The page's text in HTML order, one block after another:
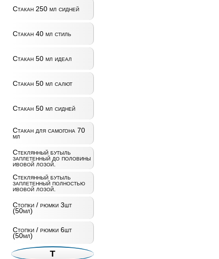
Стакан 250 мл сидней
Стакан 40 мл стиль
Стакан 50 мл идеал
Стакан 50 мл салют
Стакан 50 мл сидней
Стакан для самогона 70
мл
Стеклянный бутыль
заплетенный до половины
ивовой лозой.
Стеклянный бутыль
заплетенный полностью
ивовой лозой.
Стопки / рюмки 3шт
(50мл)
Стопки / рюмки 6шт
(50мл)
Т